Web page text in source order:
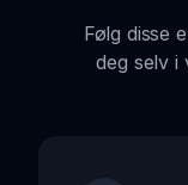
Følg disse
deg selv i